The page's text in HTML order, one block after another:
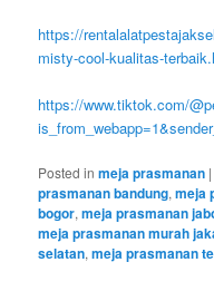
https://
misty-cool-kualitas-
https://www.tiktok.com/
Posted in meja prasmanan
prasmanan bandung,meja
bogor,meja prasmanan
meja prasmanan murah
selatan,meja prasmanan